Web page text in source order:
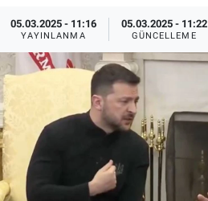
05.03.2025 - 11:16
YAYINLANMA
05.03.2025 - 11:22
GÜNCELLEME
Eğitim
Eğlence
Ekonomi
Gerçeğin İzinde